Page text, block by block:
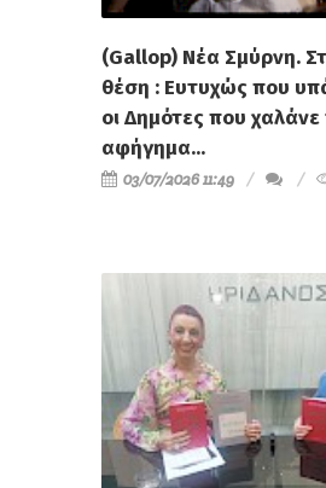
(Gallop) Νέα Σμύρνη.
θέση : Ευτυχώς που
οι Δημότες που χαλάνε
αφήγημα...
03/07/2026 11:49